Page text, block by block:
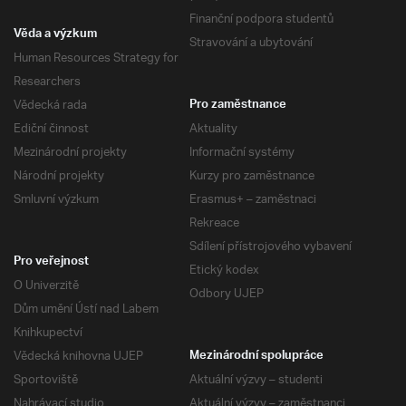
Finanční podpora studentů
Stravování a ubytování
Věda a výzkum
Human Resources Strategy for
Researchers
Vědecká rada
Ediční činnost
Mezinárodní projekty
Národní projekty
Smluvní výzkum
Pro zaměstnance
Aktuality
Informační systémy
Kurzy pro zaměstnance
Erasmus+ – zaměstnaci
Rekreace
Sdílení přístrojového vybavení
Etický kodex
Odbory UJEP
Pro veřejnost
O Univerzitě
Dům umění Ústí nad Labem
Knihkupectví
Vědecká knihovna UJEP
Sportoviště
Mezinárodní spolupráce
Aktuální výzvy – studenti